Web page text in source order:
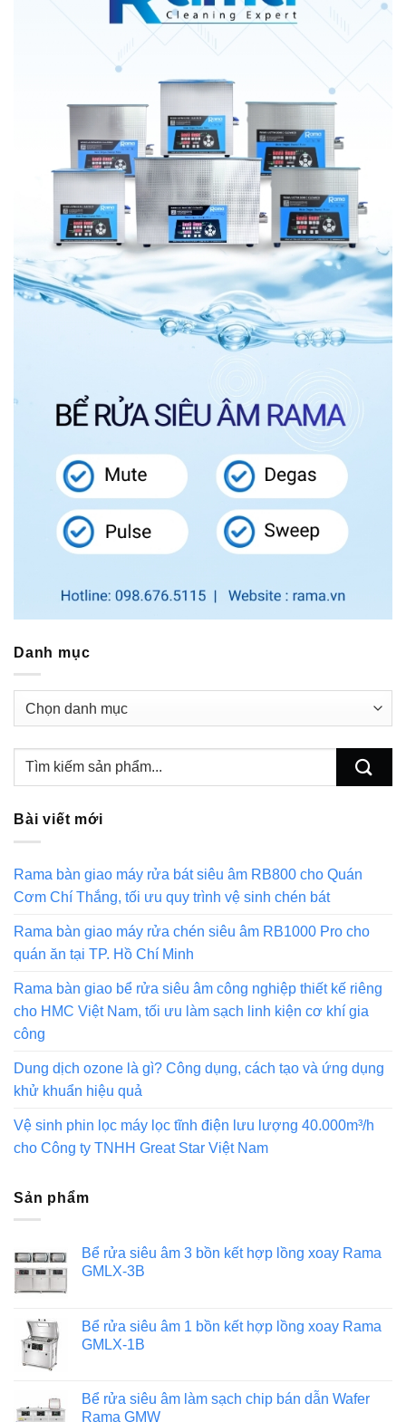
Danh mục
Danh
Bài viết mới
Rama bàn giao máy rửa bát siêu âm RB800 cho Quán
Cơm Chí Thắng, tối ưu quy trình vệ sinh chén bát
Rama bàn giao máy rửa chén siêu âm RB1000 Pro cho
quán ăn tại TP. Hồ Chí Minh
Rama bàn giao bể rửa siêu âm công nghiệp thiết kế riêng
cho HMC Việt Nam, tối ưu làm sạch linh kiện cơ khí gia
công
Dung dịch ozone là gì? Công dụng, cách tạo và ứng dụng
khử khuẩn hiệu quả
Vệ sinh phin lọc máy lọc tĩnh điện lưu lượng 40.000m³/h
cho Công ty TNHH Great Star Việt Nam
Sản phẩm
Bể rửa siêu âm 3 bồn kết hợp lồng xoay Rama
GMLX-3B
Bể rửa siêu âm 1 bồn kết hợp lồng xoay Rama
GMLX-1B
Bể rửa siêu âm làm sạch chip bán dẫn Wafer
Rama GMW